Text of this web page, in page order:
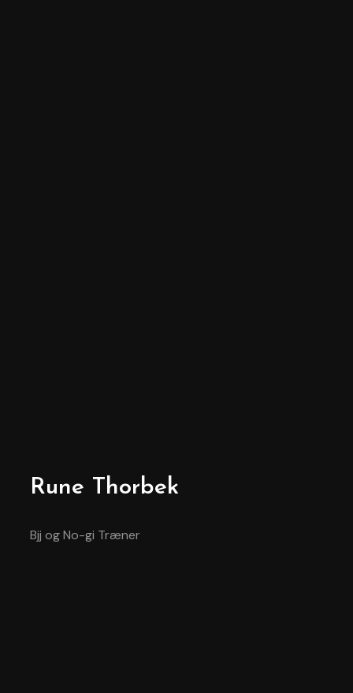
Rune Thorbek
Bjj og No-gi Træner